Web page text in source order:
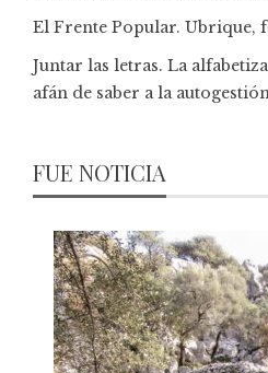
El Frente Popular. Ubrique,
Juntar las letras. La
afán de saber a la autogestión
FUE NOTICIA